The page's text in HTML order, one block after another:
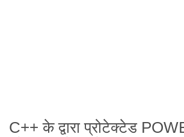
C++ के द्वारा प्रोटेक्टेड